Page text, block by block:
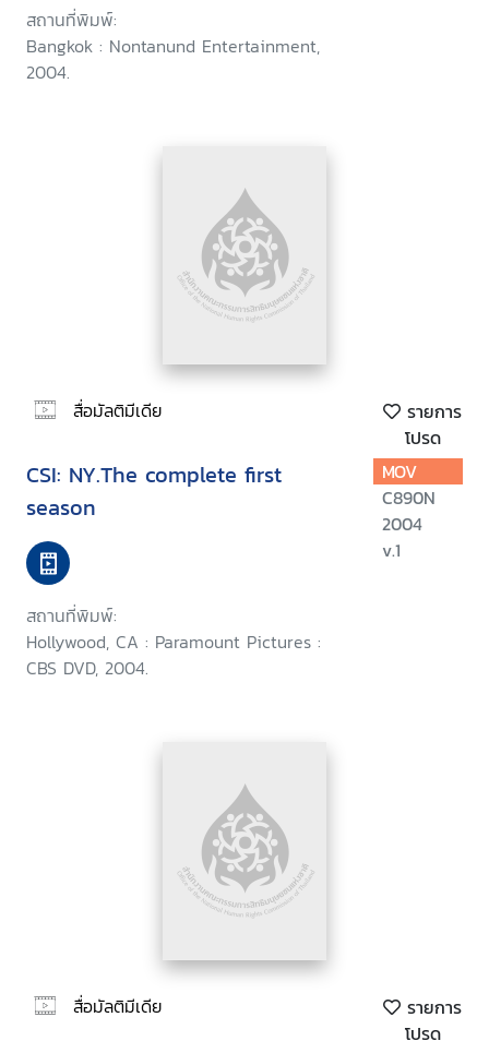
สถานที่พิมพ์:
Bangkok : Nontanund Entertainment,
2004.
สื่อมัลติมีเดีย
รายการ
โปรด
CSI: NY.The complete first
season
สถานที่พิมพ์:
Hollywood, CA : Paramount Pictures :
CBS DVD, 2004.
MOV
C890N
2004
v.1
สื่อมัลติมีเดีย
รายการ
โปรด